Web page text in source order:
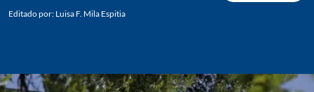
Editado por: Luisa F. Mila Espitia